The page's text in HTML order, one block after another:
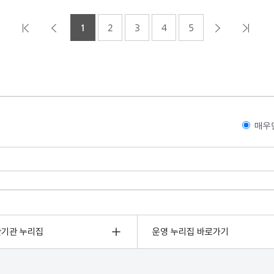
1 2 3 4 5
매우
관 누리집 운영 누리집 바로가기